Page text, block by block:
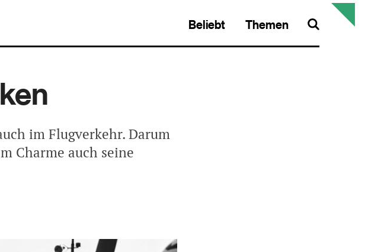
Beliebt Themen
im Flugverkehr. Darum
Charme auch seine